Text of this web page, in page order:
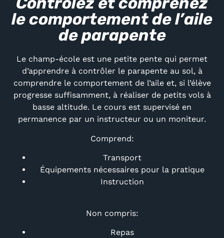
le comportement de l’aile
de parapente
Le champ-école est une petite pente qui permet
d’apprendre à contrôler le parapente au sol, à
comprendre le comportement de l’aile et, si l’élève
progresse suffisamment, à réaliser de petits vols à
basse altitude. Le cours est supervisé en
permanence par un instructeur ou un moniteur.
Comprend:
Transport
Équipements nécessaires pour la pratique
Instruction
Non compris:
Repas